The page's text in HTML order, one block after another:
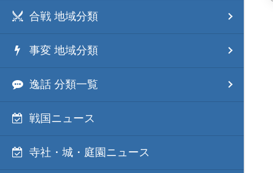
合戦 地域分類
事変 地域分類
逸話 分類一覧
戦国ニュース
寺社・城・庭園ニュース